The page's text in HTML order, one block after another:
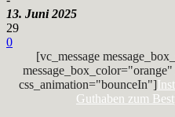
13. Juni 2025
29
0
[vc_message
css_animation="bounceIn"]
Guthaben zum